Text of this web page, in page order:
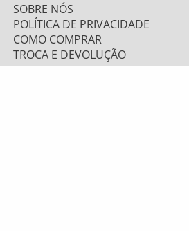
SOBRE NÓS
POLÍTICA DE PRIVACIDADE
COMO COMPRAR
TROCA E DEVOLUÇÃO
PAGAMENTOS